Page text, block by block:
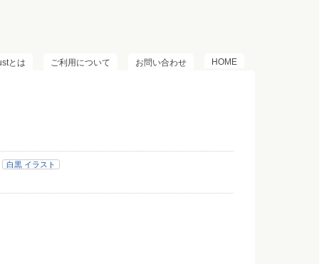
HOME
お問い合わせ
ご利用について
とは
白黒 イラスト